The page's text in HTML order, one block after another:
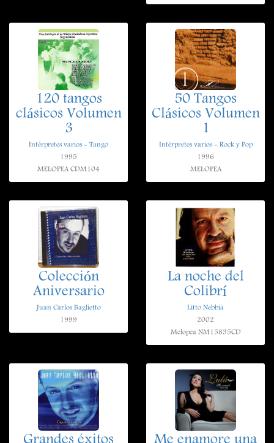
120 tangos
clásicos Volumen
3
Intérpretes varios - Tango
1995
MELOPEA CDM104
50 Tangos
Clásicos Volumen
1
Intérpretes varios - Rock y Pop
1996
MELOPEA
Colección
Aniversario
Juan Carlos Baglietto
1999
La noche del
Colibrí
Litto Nebbia
2002
Melopea NM15835CD